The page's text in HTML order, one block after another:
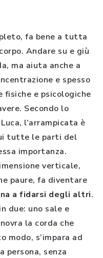
fa bene a tutta
Andare su e giù
ma aiuta anche a
e spesso
fisiche e psicologiche
Secondo lo
l’arrampicata è
tutte le parti del
importanza.
verticale,
paure, fa diventare
a fidarsi degli altri.
due: uno sale e
la corda che
modo, s’impara ad
persona, senza